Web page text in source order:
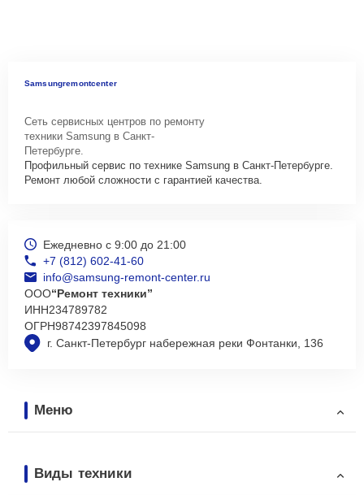
Samsungremontcenter
Сеть сервисных центров по ремонту
техники Samsung в Санкт-
Петербурге.
Профильный сервис по технике Samsung в Санкт-Петербурге.
Ремонт любой сложности с гарантией качества.
г. Санкт-Петербург набережная реки Фонтанки, 136
Ежедневно с 9:00 до 21:00
+7 (812) 602-41-60
info@samsung-remont-center.ru
ООО“Ремонт техники”
ИНН234789782
ОГРН98742397845098
Меню
Виды техники